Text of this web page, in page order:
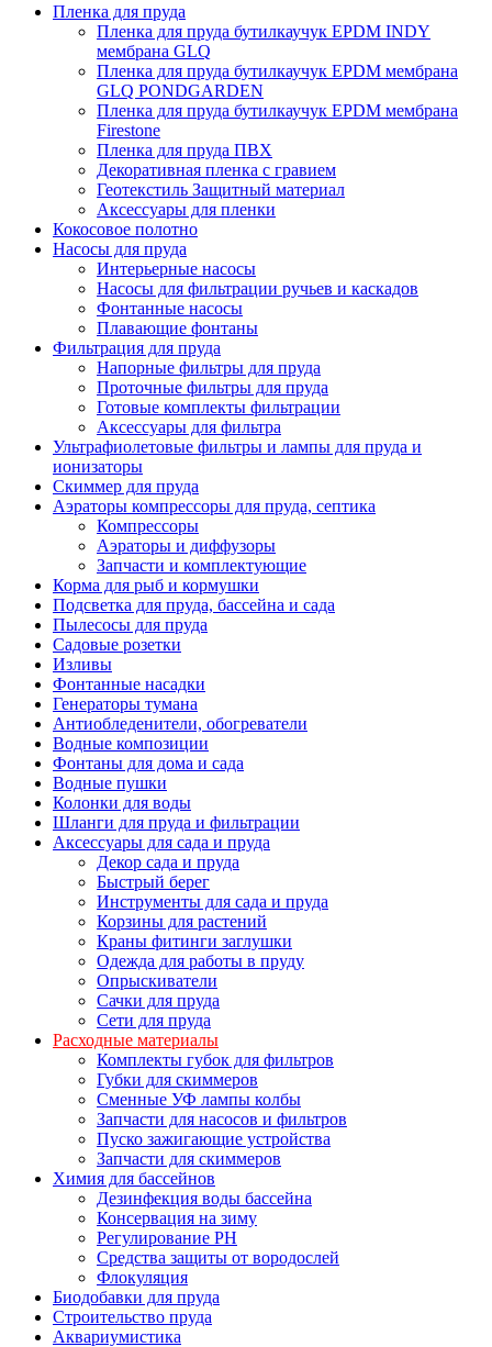
Пленка для пруда
Пленка для пруда бутилкаучук EPDM INDY
мембрана GLQ
Пленка для пруда бутилкаучук EPDM мембрана
GLQ PONDGARDEN
Пленка для пруда бутилкаучук EPDM мембрана
Firestone
Пленка для пруда ПВХ
Декоративная пленка с гравием
Геотекстиль Защитный материал
Аксессуары для пленки
Кокосовое полотно
Насосы для пруда
Интерьерные насосы
Насосы для фильтрации ручьев и каскадов
Фонтанные насосы
Плавающие фонтаны
Фильтрация для пруда
Напорные фильтры для пруда
Проточные фильтры для пруда
Готовые комплекты фильтрации
Аксессуары для фильтра
Ультрафиолетовые фильтры и лампы для пруда и
ионизаторы
Скиммер для пруда
Аэраторы компрессоры для пруда, септика
Компрессоры
Аэраторы и диффузоры
Запчасти и комплектующие
Корма для рыб и кормушки
Подсветка для пруда, бассейна и сада
Пылесосы для пруда
Садовые розетки
Изливы
Фонтанные насадки
Генераторы тумана
Антиобледенители, обогреватели
Водные композиции
Фонтаны для дома и сада
Водные пушки
Колонки для воды
Шланги для пруда и фильтрации
Аксессуары для сада и пруда
Декор сада и пруда
Быстрый берег
Инструменты для сада и пруда
Корзины для растений
Краны фитинги заглушки
Одежда для работы в пруду
Опрыскиватели
Сачки для пруда
Сети для пруда
Расходные материалы
Комплекты губок для фильтров
Губки для скиммеров
Сменные УФ лампы колбы
Запчасти для насосов и фильтров
Пуско зажигающие устройства
Запчасти для скиммеров
Химия для бассейнов
Дезинфекция воды бассейна
Консервация на зиму
Регулирование PH
Средства защиты от вородослей
Флокуляция
Биодобавки для пруда
Строительство пруда
Аквариумистика